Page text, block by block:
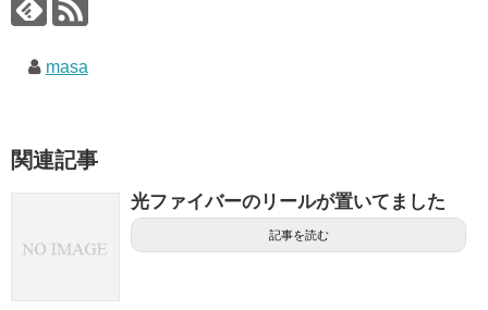
masa
関連記事
光ファイバーのリールが置いてました
記事を読む